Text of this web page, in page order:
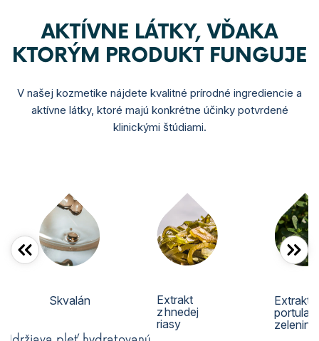
AKTÍVNE LÁTKY, VĎAKA
KTORÝM PRODUKT FUNGUJE
V našej kozmetike nájdete kvalitné prírodné ingrediencie a
aktívne látky, ktoré majú konkrétne účinky potvrdené
klinickými štúdiami.
Skvalán
Extrakt
z hnedej
riasy
Extrakt